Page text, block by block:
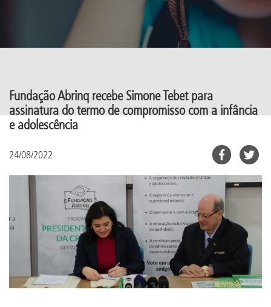
Fundação Abrinq recebe Simone Tebet para
assinatura do termo de compromisso com a infância
e adolescência
24/08/2022